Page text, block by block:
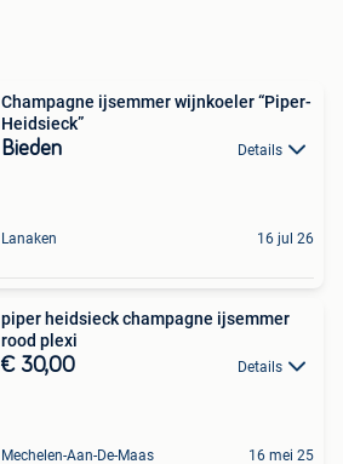
Champagne ijsemmer wijnkoeler “Piper-
Heidsieck”
Bieden Details
Lanaken 16 jul 26
piper heidsieck champagne ijsemmer
rood plexi
€ 30,00 Details
Mechelen-Aan-De-Maas 16 mei 25